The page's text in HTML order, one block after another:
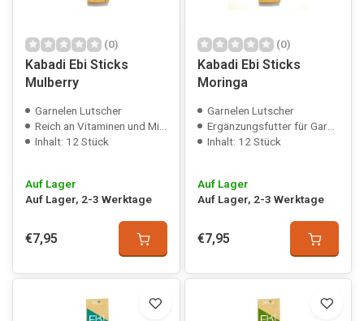
(0)
Kabadi Ebi Sticks
Mulberry
Garnelen Lutscher
Reich an Vitaminen und Mineralstoffen
Inhalt: 12 Stück
Auf Lager
Auf Lager, 2-3 Werktage
€7,95
(0)
Kabadi Ebi Sticks
Moringa
Garnelen Lutscher
Ergänzungsfutter für Garnelen
Inhalt: 12 Stück
Auf Lager
Auf Lager, 2-3 Werktage
€7,95